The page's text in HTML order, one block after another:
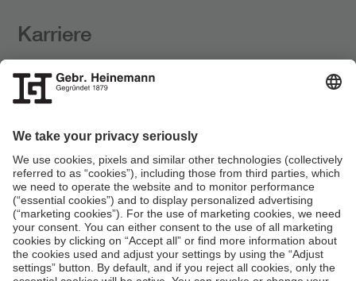
Karriere
Kunden zu begeistern ist unsere Leidenschaft. Deine
auch?
Zur